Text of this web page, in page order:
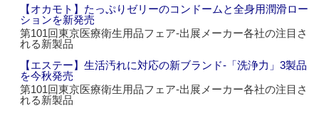
【オカモト】たっぷりゼリーのコンドームと全身用潤滑ロー
ションを新発売
第101回東京医療衛生用品フェア‐出展メーカー各社の注目さ
れる新製品
【エステー】生活汚れに対応の新ブランド‐「洗浄力」3製品
を今秋発売
第101回東京医療衛生用品フェア‐出展メーカー各社の注目さ
れる新製品